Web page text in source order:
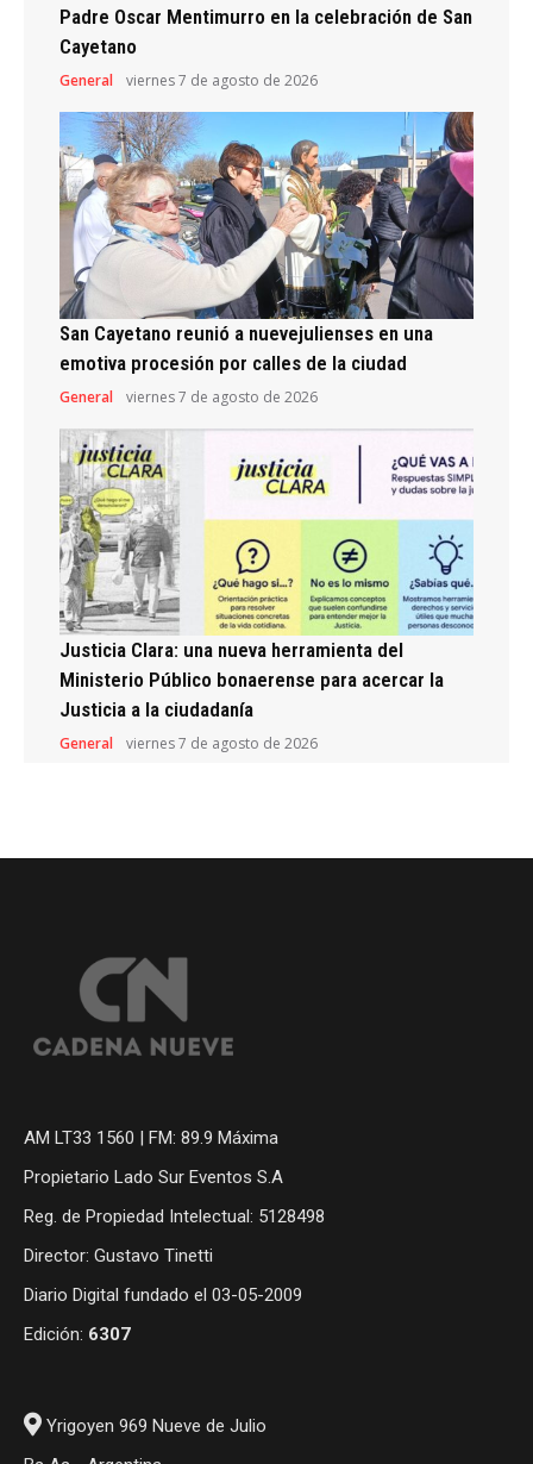
Padre Oscar Mentimurro en la celebración de San
Cayetano
General viernes 7 de agosto de 2026
San Cayetano reunió a nuevejulienses en una
emotiva procesión por calles de la ciudad
General viernes 7 de agosto de 2026
Justicia Clara: una nueva herramienta del
Ministerio Público bonaerense para acercar la
Justicia a la ciudadanía
General viernes 7 de agosto de 2026
AM LT33 1560 | FM: 89.9 Máxima
Propietario Lado Sur Eventos S.A
Reg. de Propiedad Intelectual: 5128498
Director: Gustavo Tinetti
Diario Digital fundado el 03-05-2009
Edición: 6307
Yrigoyen 969 Nueve de Julio